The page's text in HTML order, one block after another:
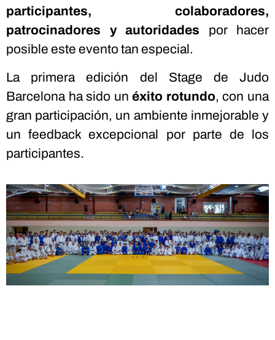
participantes, colaboradores,
patrocinadores y autoridades por hacer
posible este evento tan especial.
La primera edición del Stage de Judo
Barcelona ha sido unéxito rotundo, con una
gran participación, un ambiente inmejorable y
un feedback excepcional por parte de los
participantes.